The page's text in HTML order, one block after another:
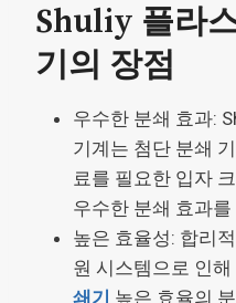
Shuliy 플라
기의 장점
우수한 분쇄 효과:
기계는 첨단 분쇄
료를 필요한 입자
우수한 분쇄 효과
높은 효율성: 합리
원 시스템으로 인해
쇄기 높은 효율의